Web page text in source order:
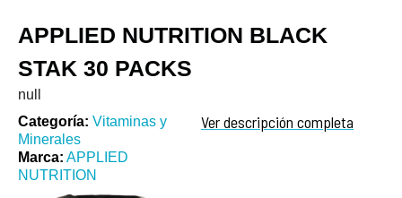
APPLIED NUTRITION BLACK
STAK 30 PACKS
null
Categoría Vitaminas y
Minerales
Marca APPLIED
NUTRITION
Ver descripción completa